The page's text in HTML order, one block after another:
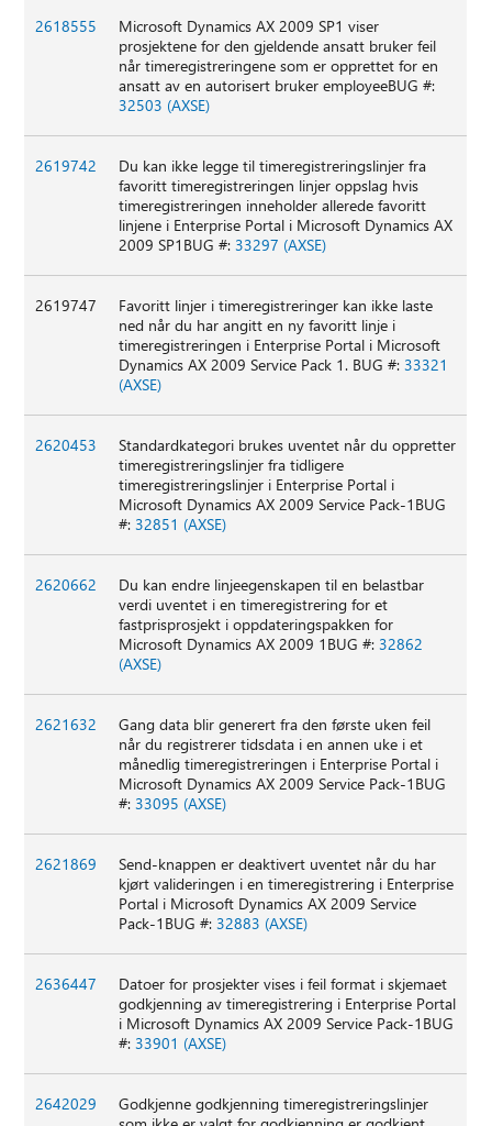
2618555
Microsoft Dynamics AX 2009 SP1 viser
prosjektene for den gjeldende ansatt bruker feil
når timeregistreringene som er opprettet for en
ansatt av en autorisert bruker employeeBUG #:
32503 (AXSE)
2619742
Du kan ikke legge til timeregistreringslinjer fra
favoritt timeregistreringen linjer oppslag hvis
timeregistreringen inneholder allerede favoritt
linjene i Enterprise Portal i Microsoft Dynamics AX
2009 SP1BUG #:33297 (AXSE)
2619747
Favoritt linjer i timeregistreringer kan ikke laste
ned når du har angitt en ny favoritt linje i
timeregistreringen i Enterprise Portal i Microsoft
Dynamics AX 2009 Service Pack 1. BUG #:33321
(AXSE)
2620453
Standardkategori brukes uventet når du oppretter
timeregistreringslinjer fra tidligere
timeregistreringslinjer i Enterprise Portal i
Microsoft Dynamics AX 2009 Service Pack-1BUG
#:32851 (AXSE)
2620662
Du kan endre linjeegenskapen til en belastbar
verdi uventet i en timeregistrering for et
fastprisprosjekt i oppdateringspakken for
Microsoft Dynamics AX 2009 1BUG #:32862
(AXSE)
2621632
Gang data blir generert fra den første uken feil
når du registrerer tidsdata i en annen uke i et
månedlig timeregistreringen i Enterprise Portal i
Microsoft Dynamics AX 2009 Service Pack-1BUG
#:33095 (AXSE)
2621869
Send-knappen er deaktivert uventet når du har
kjørt valideringen i en timeregistrering i Enterprise
Portal i Microsoft Dynamics AX 2009 Service
Pack-1BUG #:32883 (AXSE)
2636447
Datoer for prosjekter vises i feil format i skjemaet
godkjenning av timeregistrering i Enterprise Portal
i Microsoft Dynamics AX 2009 Service Pack-1BUG
#:33901 (AXSE)
2642029
Godkjenne godkjenning timeregistreringslinjer